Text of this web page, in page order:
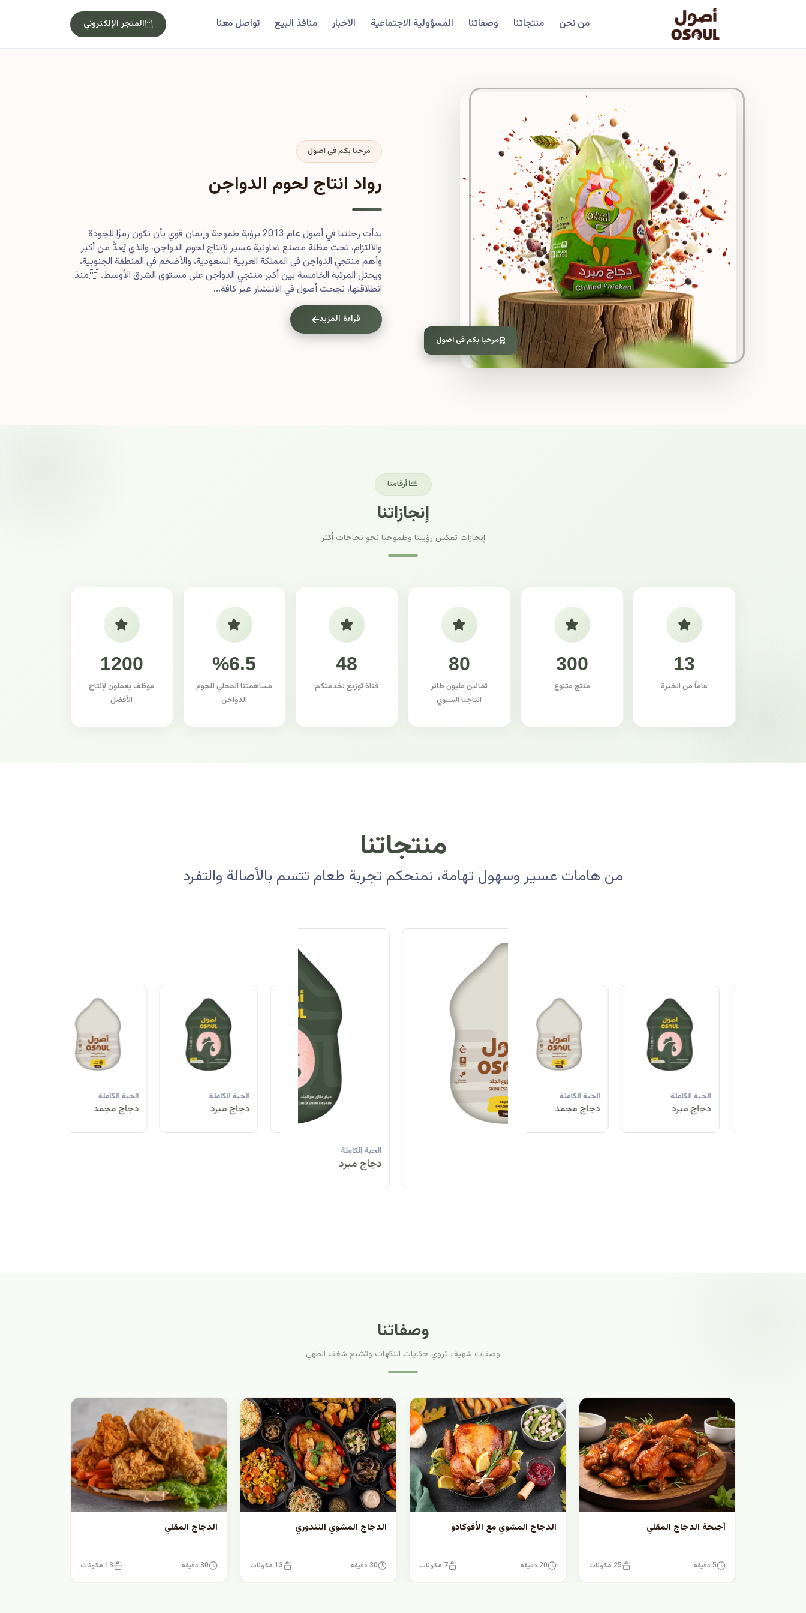
من نحن منتجاتنا وصفاتنا المسؤولية الاجتماعية الاخبار منافذ البيع تواصل معنا المتجر الإلكتروني
مرحبا بكم فى اصول
مرحبا بكم فى اصول
رواد انتاج لحوم الدواجن
بدأت رحلتنا في أصول عام 2013 برؤية طموحة وإيمان قوي بأن نكون رمزًا للجودة
والالتزام، تحت مظلة مصنع تعاونية عسير لإنتاج لحوم الدواجن، والذي يُعدُّ من أكبر
وأهم منتجي الدواجن في المملكة العربية السعودية، والأضخم في المنطقة الجنوبية،
ويحتل المرتبة الخامسة بين أكبر منتجي الدواجن على مستوى الشرق الأوسط. منذ
انطلاقتها، نجحت أصول في الانتشار عبر كافة...
قراءة المزيد
أرقامنا
إنجازاتنا
إنجازات تعكس رؤيتنا وطموحنا نحو نجاحات أكثر
13
عاماً من الخبرة
300
منتج متنوع
80
ثمانين مليون طائر
انتاجنا السنوي
48
قناة توزيع لخدمتكم
%6.5
مساهمتنا المحلي للحوم
الدواجن
1200
موظف يعملون لإنتاج
الأفضل
منتجاتنا
من هامات عسير وسهول تهامة، نمنحكم تجربة طعام تتسم بالأصالة والتفرد
الحبة الكاملة
دجاج مبرد
الحبة الكاملة
دجاج مجمد
الحبة الكاملة
دجاج مبرد
الحبة الكاملة
دجاج مجمد
الحبة الكاملة
دجاج مبرد
الحبة الكاملة
دجاج مبرد
الحبة الكاملة
دجاج مجمد
وصفاتنا
وصفات شهية.. تروي حكايات النكهات وتشبع شغف الطهي
أجنحة الدجاج المقلي
5 دقيقة 25 مكونات
الدجاج المشوي مع الأفوكادو
20 دقيقة 7 مكونات
الدجاج المشوي التندوري
30 دقيقة 13 مكونات
الدجاج المقلي
30 دقيقة 13 مكونات